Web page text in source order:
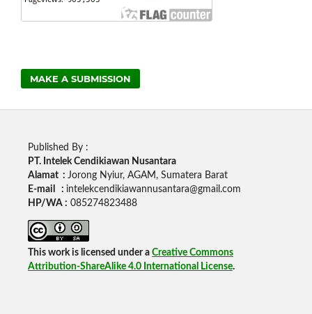
MAKE A SUBMISSION
Published By :
PT. Intelek Cendikiawan Nusantara
Alamat : Jorong Nyiur, AGAM, Sumatera Barat
E-mail : intelekcendikiawannusantara@gmail.com
HP/WA : 085274823488
This work is licensed under a Creative Commons
Attribution-ShareAlike 4.0 International License.